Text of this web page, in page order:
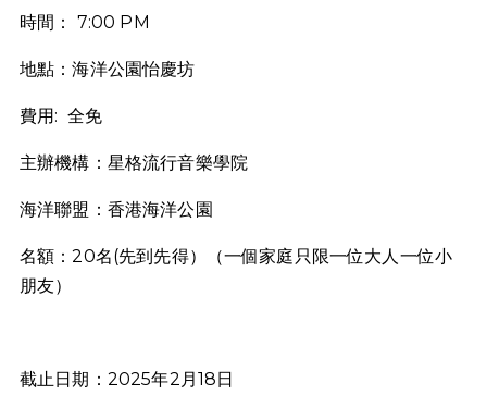
時間： 7:00 PM
地點：海洋公園怡慶坊
費用: 全免
主辦機構：星格流行音樂學院
海洋聯盟：香港海洋公園
名額：20名(先到先得）（一個家庭只限一位大人一位小
朋友）
截止日期：2025年2月18日